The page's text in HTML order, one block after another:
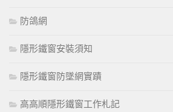
防鴿網
隱形鐵窗安裝須知
隱形鐵窗防墜網實蹟
高高順隱形鐵窗工作札記